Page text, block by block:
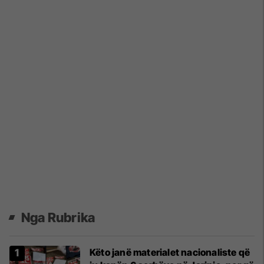
Nga Rubrika
Këto janë materialet nacionaliste që